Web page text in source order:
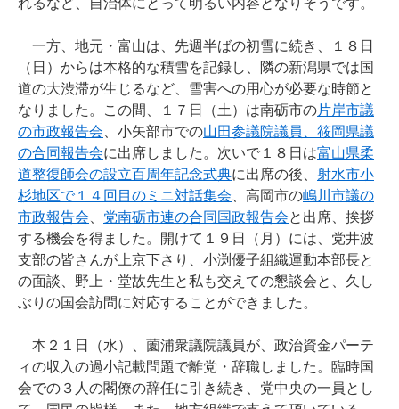
一方、地元・富山は、先週半ばの初雪に続き、１８日
（日）からは本格的な積雪を記録し、隣の新潟県では国
道の大渋滞が生じるなど、雪害への用心が必要な時節と
なりました。この間、１７日（土）は南砺市の片岸市議
の市政報告会 、小矢部市での山田参議院議員、筱岡県議
の合同報告会に出席しました。次いで１８日は富山県柔
道整復師会の設立百周年記念式典に出席の後、 射水市小
杉地区で１４回目のミニ対話集会 、高岡市の嶋川市議の
市政報告会
党南砺市連の合同国政報告会と出席、挨拶
する機会を得ました。開けて１９日（月）には、党井波
支部の皆さんが上京下さり、小渕優子組織運動本部長と
の面談、野上・堂故先生と私も交えての懇談会と、久し
ぶりの国会訪問に対応することができました。
本２１日（水）、薗浦衆議院議員が、政治資金パーテ
ィの収入の過小記載問題で離党・辞職しました。臨時国
会での３人の閣僚の辞任に引き続き、党中央の一員とし